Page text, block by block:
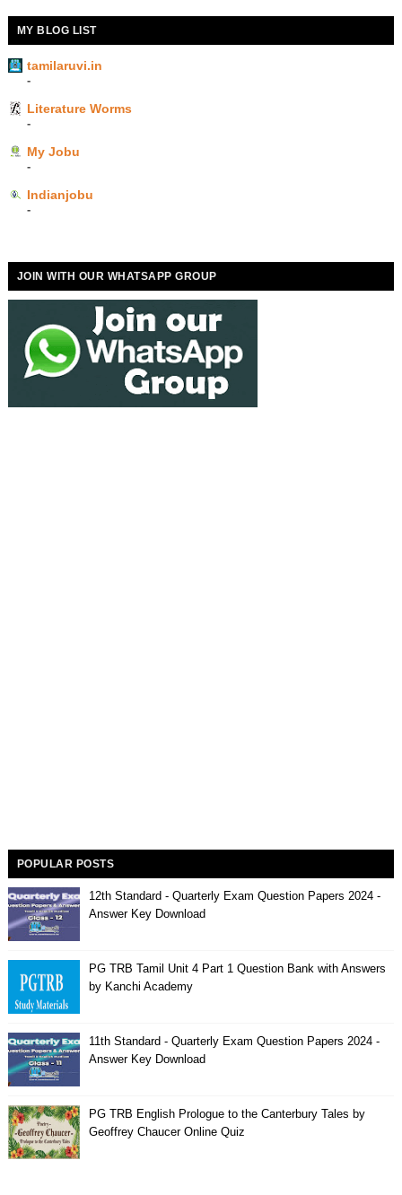
MY BLOG LIST
tamilaruvi.in
-
Literature Worms
-
My Jobu
-
Indianjobu
-
JOIN WITH OUR WHATSAPP GROUP
POPULAR POSTS
12th Standard - Quarterly Exam Question Papers 2024 -
Answer Key Download
PG TRB Tamil Unit 4 Part 1 Question Bank with Answers
by Kanchi Academy
11th Standard - Quarterly Exam Question Papers 2024 -
Answer Key Download
PG TRB English Prologue to the Canterbury Tales by
Geoffrey Chaucer Online Quiz